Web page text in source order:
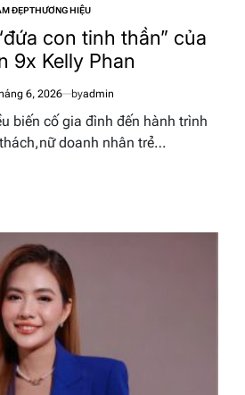
ĐẸPTHƯƠNG HIỆU
con tinh thần” của
9x Kelly Phan
6, 2026 byadmin
biến cố gia đình đến hành trình
doanh nhân trẻ…